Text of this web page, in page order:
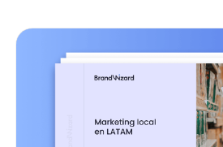
Academy
Webinars,